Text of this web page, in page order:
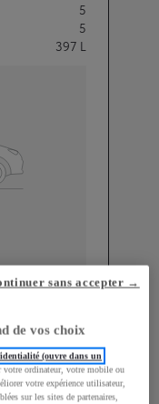
5
5
397 L
de vos choix
(ouvre dans un
votre ordinateur, votre mobile ou
votre expérience utilisateur,
sur les sites de partenaires,
sans accepter →